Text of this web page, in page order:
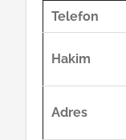
Telefon
Hakim
Adres